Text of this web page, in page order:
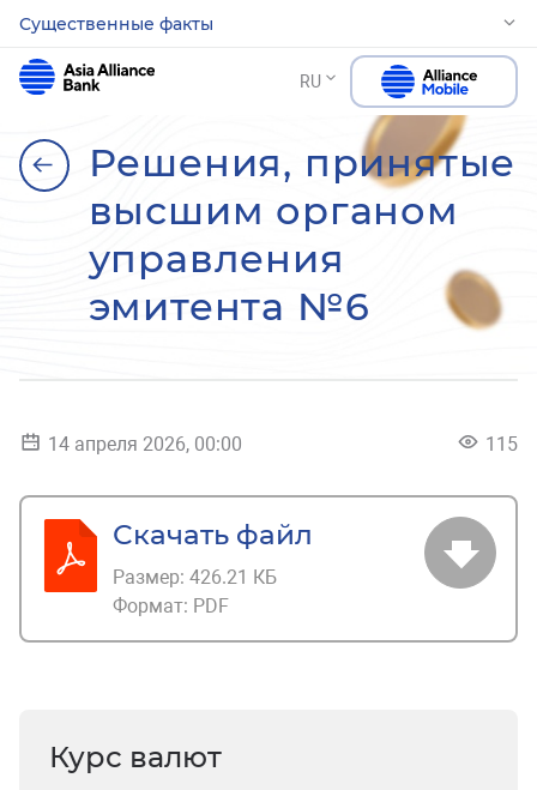
Существенные факты
RU
Решения, принятые
высшим органом
управления
эмитента №6
14 апреля 2026, 00:00 115
Скачать файл
Размер: 426.21 КБ
Формат: PDF
Курс валют